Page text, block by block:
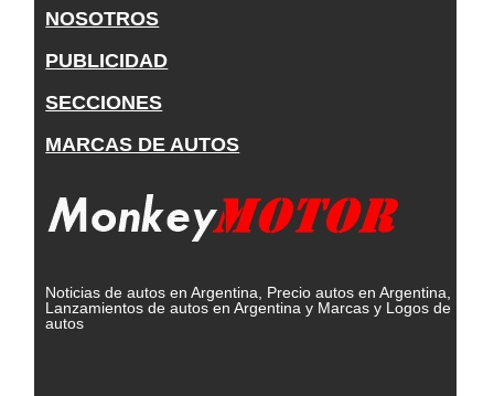
NOSOTROS
PUBLICIDAD
SECCIONES
MARCAS DE AUTOS
Noticias de autos en Argentina, Precio autos en Argentina,
Lanzamientos de autos en Argentina y Marcas y Logos de
autos